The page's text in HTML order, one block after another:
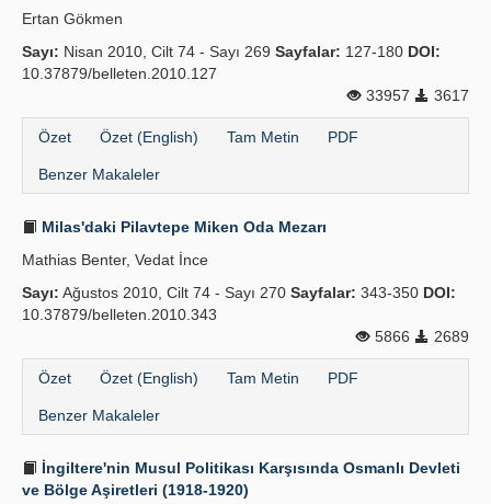
Ertan Gökmen
Sayı: Nisan 2010, Cilt 74 - Sayı 269 Sayfalar: 127-180 DOI:
10.37879/belleten.2010.127
33957
3617
Özet Özet (English) Tam Metin PDF
Benzer Makaleler
Milas'daki Pilavtepe Miken Oda Mezarı
Mathias Benter, Vedat İnce
Sayı: Ağustos 2010, Cilt 74 - Sayı 270 Sayfalar: 343-350 DOI:
10.37879/belleten.2010.343
5866
2689
Özet Özet (English) Tam Metin PDF
Benzer Makaleler
İngiltere'nin Musul Politikası Karşısında Osmanlı Devleti
ve Bölge Aşiretleri (1918-1920)